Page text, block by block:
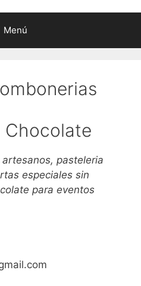
Menú
Chocolate
pasteleria
especiales sin
para eventos